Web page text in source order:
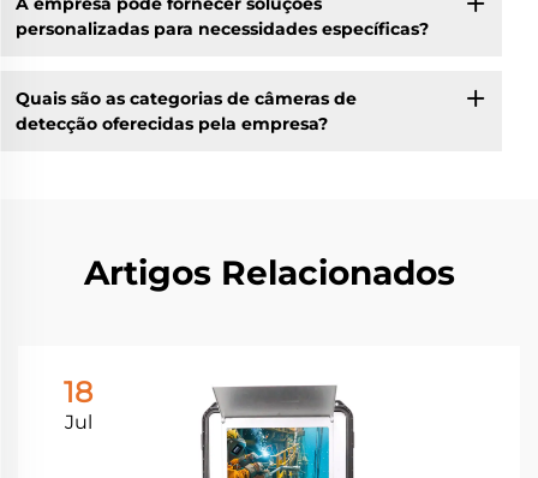
personalizadas para necessidades específicas?
Quais são as categorias de câmeras de
detecção oferecidas pela empresa?
Artigos Relacionados
18
Jul